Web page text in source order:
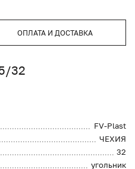
ОПЛАТА И ДОСТАВКА
32
FV-Plast
ЧЕХИЯ
32
угольник